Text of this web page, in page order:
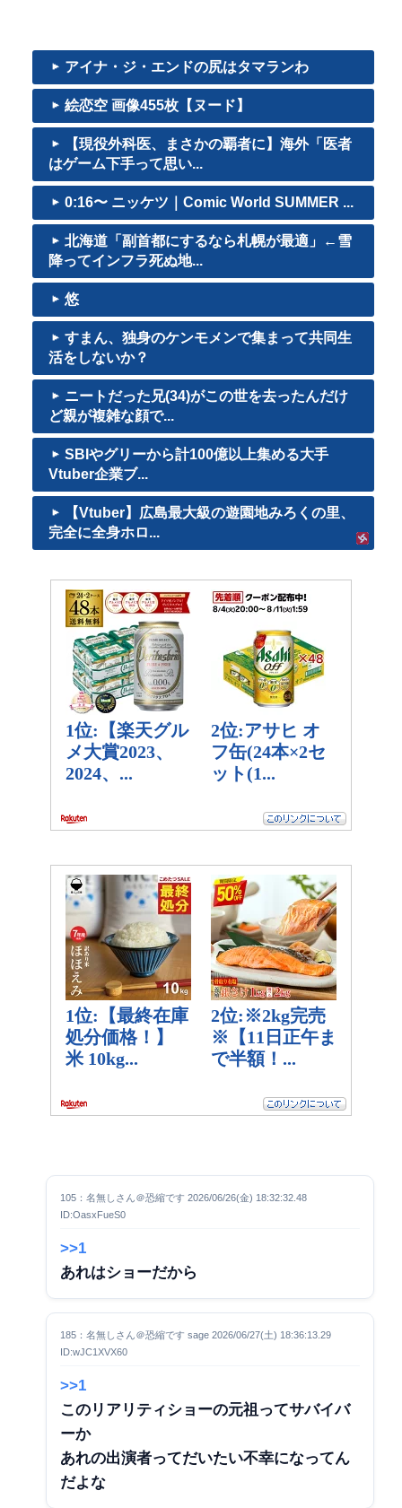
アイナ・ジ・エンドの尻はタマランわ
絵恋空 画像455枚【ヌード】
【現役外科医、まさかの覇者に】海外「医者
はゲーム下手って思い...
0:16〜 ニッケツ｜Comic World SUMMER ...
北海道「副首都にするなら札幌が最適」←雪
降ってインフラ死ぬ地...
悠
すまん、独身のケンモメンで集まって共同生
活をしないか？
ニートだった兄(34)がこの世を去ったんだけ
ど親が複雑な顔で...
SBIやグリーから計100億以上集める大手
Vtuber企業ブ...
【Vtuber】広島最大級の遊園地みろくの里、
完全に全身ホロ...
105：名無しさん＠恐縮です 2026/06/26(金) 18:32:32.48
ID:OasxFueS0
>>1
あれはショーだから
185：名無しさん＠恐縮です sage 2026/06/27(土) 18:36:13.29
ID:wJC1XVX60
>>1
このリアリティショーの元祖ってサバイバ
ーか
あれの出演者ってだいたい不幸になってん
だよな